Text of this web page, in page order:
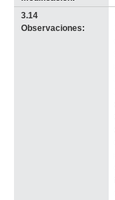
3.14
Observaciones: